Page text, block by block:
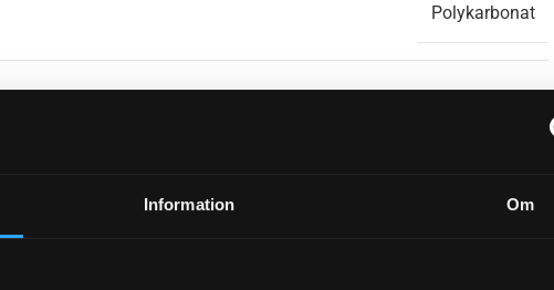
Information Om
Polykarbonat
3500K